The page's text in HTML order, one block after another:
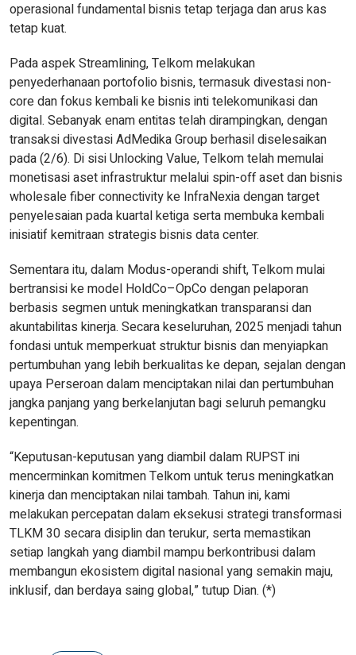
operasional fundamental bisnis tetap terjaga dan arus kas
tetap kuat.
Pada aspek Streamlining, Telkom melakukan
penyederhanaan portofolio bisnis, termasuk divestasi non-
core dan fokus kembali ke bisnis inti telekomunikasi dan
digital. Sebanyak enam entitas telah dirampingkan, dengan
transaksi divestasi AdMedika Group berhasil diselesaikan
pada (2/6). Di sisi Unlocking Value, Telkom telah memulai
monetisasi aset infrastruktur melalui spin-off aset dan bisnis
wholesale fiber connectivity ke InfraNexia dengan target
penyelesaian pada kuartal ketiga serta membuka kembali
inisiatif kemitraan strategis bisnis data center.
Sementara itu, dalam Modus-operandi shift, Telkom mulai
bertransisi ke model HoldCo–OpCo dengan pelaporan
berbasis segmen untuk meningkatkan transparansi dan
akuntabilitas kinerja. Secara keseluruhan, 2025 menjadi tahun
fondasi untuk memperkuat struktur bisnis dan menyiapkan
pertumbuhan yang lebih berkualitas ke depan, sejalan dengan
upaya Perseroan dalam menciptakan nilai dan pertumbuhan
jangka panjang yang berkelanjutan bagi seluruh pemangku
kepentingan.
“Keputusan-keputusan yang diambil dalam RUPST ini
mencerminkan komitmen Telkom untuk terus meningkatkan
kinerja dan menciptakan nilai tambah. Tahun ini, kami
melakukan percepatan dalam eksekusi strategi transformasi
TLKM 30 secara disiplin dan terukur, serta memastikan
setiap langkah yang diambil mampu berkontribusi dalam
membangun ekosistem digital nasional yang semakin maju,
inklusif, dan berdaya saing global,” tutup Dian. (*)